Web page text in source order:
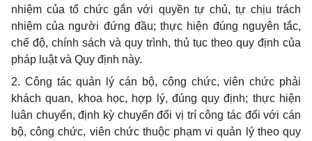
nhiệm của tổ chức gắn với quyền tự chủ, tự chịu trách
nhiệm của người đứng đầu; thực hiện đúng nguyên tắc,
chế độ, chính sách và quy trình, thủ tục theo quy định của
pháp luật và Quy định này.
2. Công tác quản lý cán bộ, công chức, viên chức phải
khách quan, khoa học, hợp lý, đúng quy định; thực hiện
luân chuyển, định kỳ chuyển đổi vị trí công tác đối với cán
bộ, công chức, viên chức thuộc phạm vi quản lý theo quy